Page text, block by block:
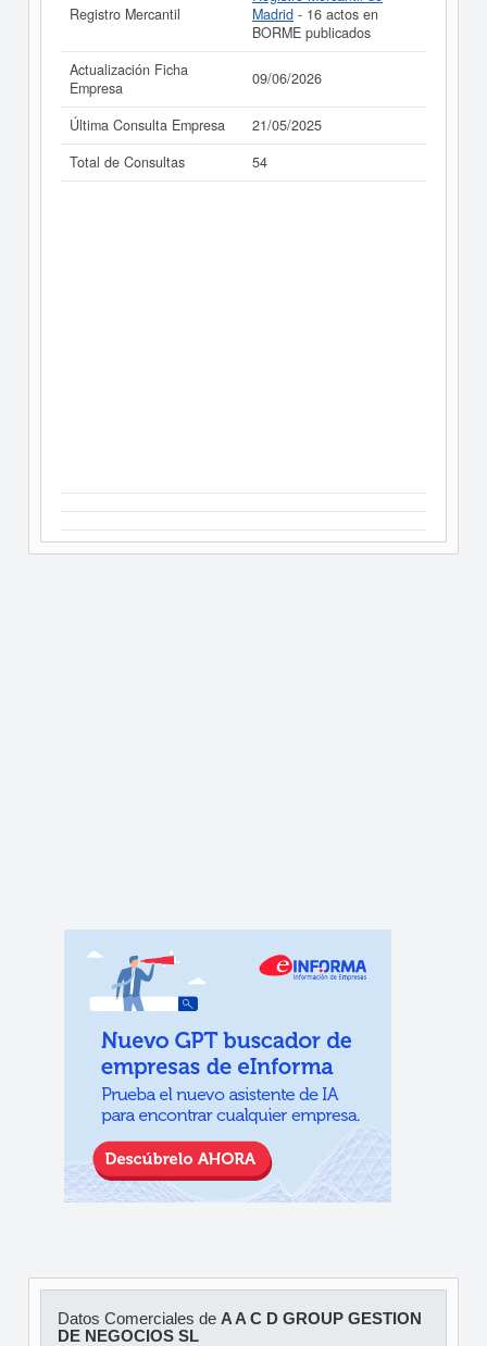
Registro Mercantil
Madrid - 16 actos en
BORME publicados
Actualización Ficha
Empresa
09/06/2026
Última Consulta Empresa
21/05/2025
Total de Consultas
54
Datos Comerciales de A A C D GROUP GESTION
DE NEGOCIOS SL